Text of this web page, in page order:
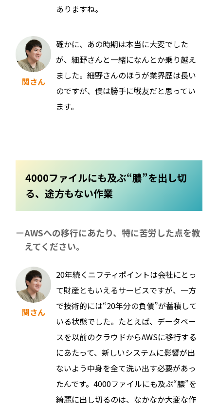
ありますね。
関さん
確かに、あの時期は本当に大変でした
が、細野さんと一緒になんとか乗り越え
ました。細野さんのほうが業界歴は長い
のですが、僕は勝手に戦友だと思ってい
ます。
4000ファイルにも及ぶ“膿”を出し切
る、途方もない作業
AWSへの移行にあたり、特に苦労した点を教
えてください。
関さん
20年続くニフティポイントは会社にとっ
て財産ともいえるサービスですが、一方
で技術的には“20年分の負債”が蓄積して
いる状態でした。たとえば、データベー
スを以前のクラウドからAWSに移行する
にあたって、新しいシステムに影響が出
ないよう中身を全て洗い出す必要があっ
たんです。4000ファイルにも及ぶ“膿”を
綺麗に出し切るのは、なかなか大変な作